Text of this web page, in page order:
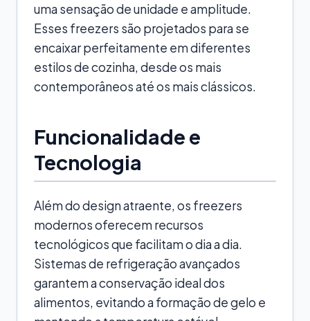
uma sensação de unidade e amplitude.
Esses freezers são projetados para se
encaixar perfeitamente em diferentes
estilos de cozinha, desde os mais
contemporâneos até os mais clássicos.
Funcionalidade e
Tecnologia
Além do design atraente, os freezers
modernos oferecem recursos
tecnológicos que facilitam o dia a dia.
Sistemas de refrigeração avançados
garantem a conservação ideal dos
alimentos, evitando a formação de gelo e